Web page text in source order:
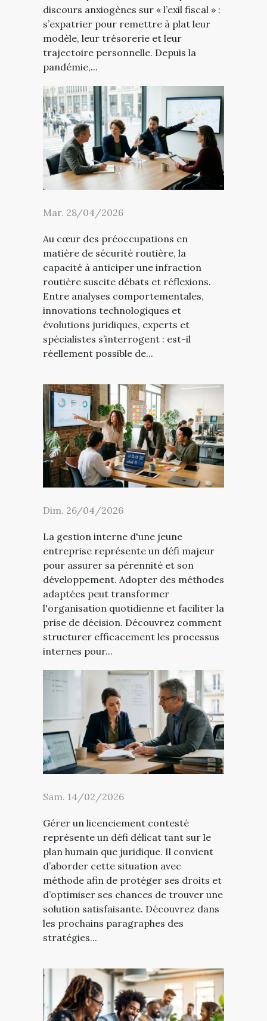
discours anxiogènes sur « l’exil fiscal » :
s’expatrier pour remettre à plat leur
modèle, leur trésorerie et leur
trajectoire personnelle. Depuis la
pandémie,...
Mar. 28/04/2026
Au cœur des préoccupations en
matière de sécurité routière, la
capacité à anticiper une infraction
routière suscite débats et réflexions.
Entre analyses comportementales,
innovations technologiques et
évolutions juridiques, experts et
spécialistes s’interrogent : est-il
réellement possible de...
Dim. 26/04/2026
La gestion interne d'une jeune
entreprise représente un défi majeur
pour assurer sa pérennité et son
développement. Adopter des méthodes
adaptées peut transformer
l'organisation quotidienne et faciliter la
prise de décision. Découvrez comment
structurer efficacement les processus
internes pour...
Sam. 14/02/2026
Gérer un licenciement contesté
représente un défi délicat tant sur le
plan humain que juridique. Il convient
d’aborder cette situation avec
méthode afin de protéger ses droits et
d’optimiser ses chances de trouver une
solution satisfaisante. Découvrez dans
les prochains paragraphes des
stratégies...